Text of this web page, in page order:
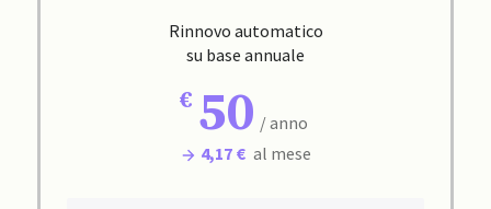
Rinnovo automatico
su base annuale
50 / anno
4,17 € al mese